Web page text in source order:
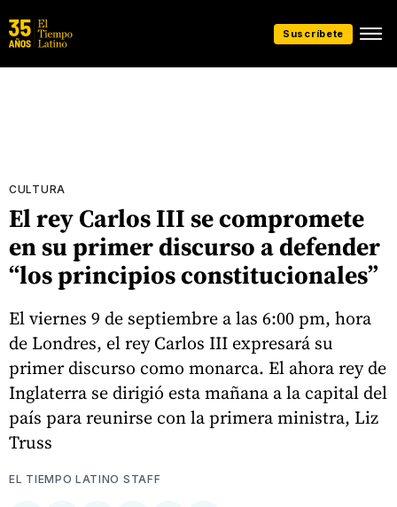
Suscríbete
CULTURA
El rey Carlos III se compromete
en su primer discurso a defender
“los principios constitucionales”
El viernes 9 de septiembre a las 6:00 pm, hora
de Londres, el rey Carlos III expresará su
primer discurso como monarca. El ahora rey de
Inglaterra se dirigió esta mañana a la capital del
país para reunirse con la primera ministra, Liz
Truss
EL TIEMPO LATINO STAFF